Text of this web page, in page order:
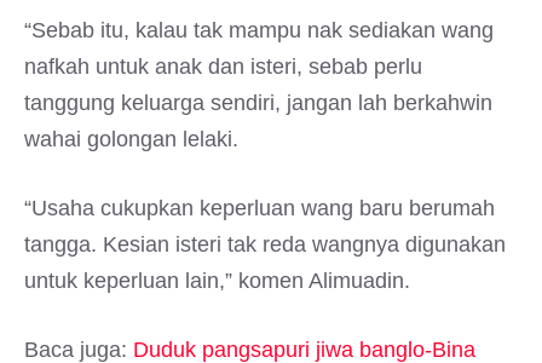
“Sebab itu, kalau tak mampu nak sediakan wang
nafkah untuk anak dan isteri, sebab perlu
tanggung keluarga sendiri, jangan lah berkahwin
wahai golongan lelaki.
“Usaha cukupkan keperluan wang baru berumah
tangga. Kesian isteri tak reda wangnya digunakan
untuk keperluan lain,” komen Alimuadin.
Baca juga: Duduk pangsapuri jiwa banglo-Bina